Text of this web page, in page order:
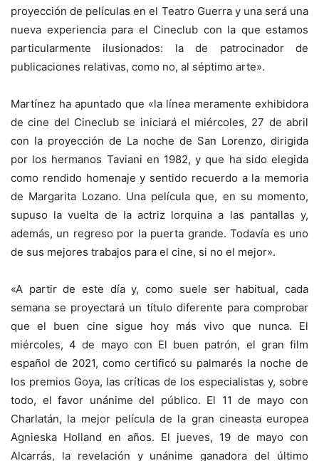
proyección de películas en el Teatro Guerra y una será una
nueva experiencia para el Cineclub con la que estamos
particularmente ilusionados: la de patrocinador de
publicaciones relativas, como no, al séptimo arte».
Martínez ha apuntado que «la línea meramente exhibidora
de cine del Cineclub se iniciará el miércoles, 27 de abril
con la proyección de La noche de San Lorenzo, dirigida
por los hermanos Taviani en 1982, y que ha sido elegida
como rendido homenaje y sentido recuerdo a la memoria
de Margarita Lozano. Una película que, en su momento,
supuso la vuelta de la actriz lorquina a las pantallas y,
además, un regreso por la puerta grande. Todavía es uno
de sus mejores trabajos para el cine, si no el mejor».
«A partir de este día y, como suele ser habitual, cada
semana se proyectará un título diferente para comprobar
que el buen cine sigue hoy más vivo que nunca. El
miércoles, 4 de mayo con El buen patrón, el gran film
español de 2021, como certificó su palmarés la noche de
los premios Goya, las críticas de los especialistas y, sobre
todo, el favor unánime del público. El 11 de mayo con
Charlatán, la mejor película de la gran cineasta europea
Agnieska Holland en años. El jueves, 19 de mayo con
Alcarrás, la revelación y unánime ganadora del último